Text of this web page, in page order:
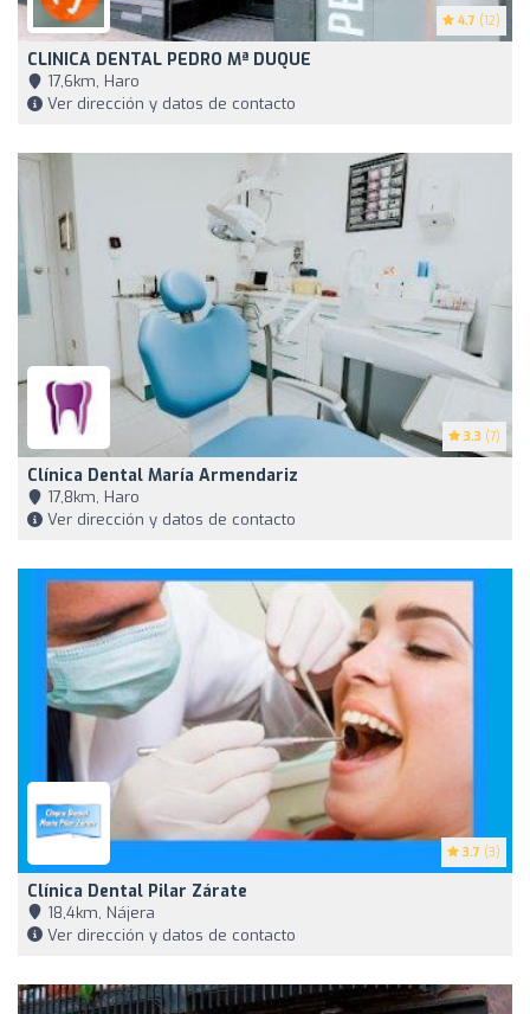
4.7 (12)
CLINICA DENTAL PEDRO Mª DUQUE
17,6km, Haro
Ver dirección y datos de contacto
3.3 (7)
Clínica Dental María Armendariz
17,8km, Haro
Ver dirección y datos de contacto
3.7 (3)
Clínica Dental Pilar Zárate
18,4km, Nájera
Ver dirección y datos de contacto